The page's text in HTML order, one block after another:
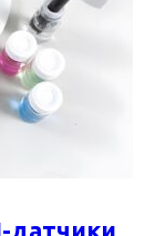
датчики